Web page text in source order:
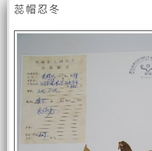
蕊帽忍冬